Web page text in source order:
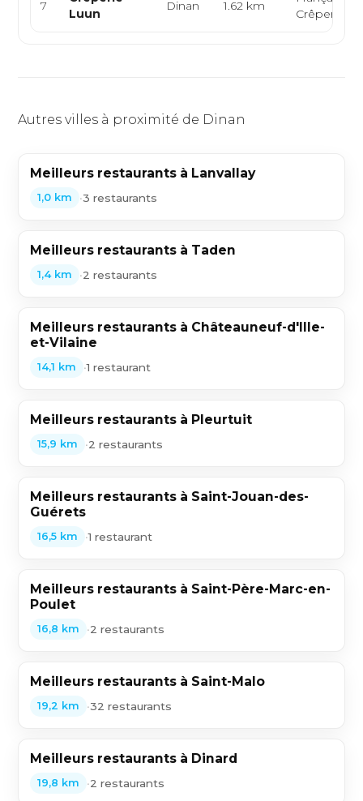
7
Luun
Dinan 1.62 km
Crêperie
Autres villes à proximité de Dinan
Meilleurs restaurants à Lanvallay
1,0 km •3 restaurants
Meilleurs restaurants à Taden
1,4 km •2 restaurants
Meilleurs restaurants à Châteauneuf-d'Ille-
et-Vilaine
14,1 km •1 restaurant
Meilleurs restaurants à Pleurtuit
15,9 km •2 restaurants
Meilleurs restaurants à Saint-Jouan-des-
Guérets
16,5 km •1 restaurant
Meilleurs restaurants à Saint-Père-Marc-en-
Poulet
16,8 km •2 restaurants
Meilleurs restaurants à Saint-Malo
19,2 km •32 restaurants
Meilleurs restaurants à Dinard
19,8 km •2 restaurants